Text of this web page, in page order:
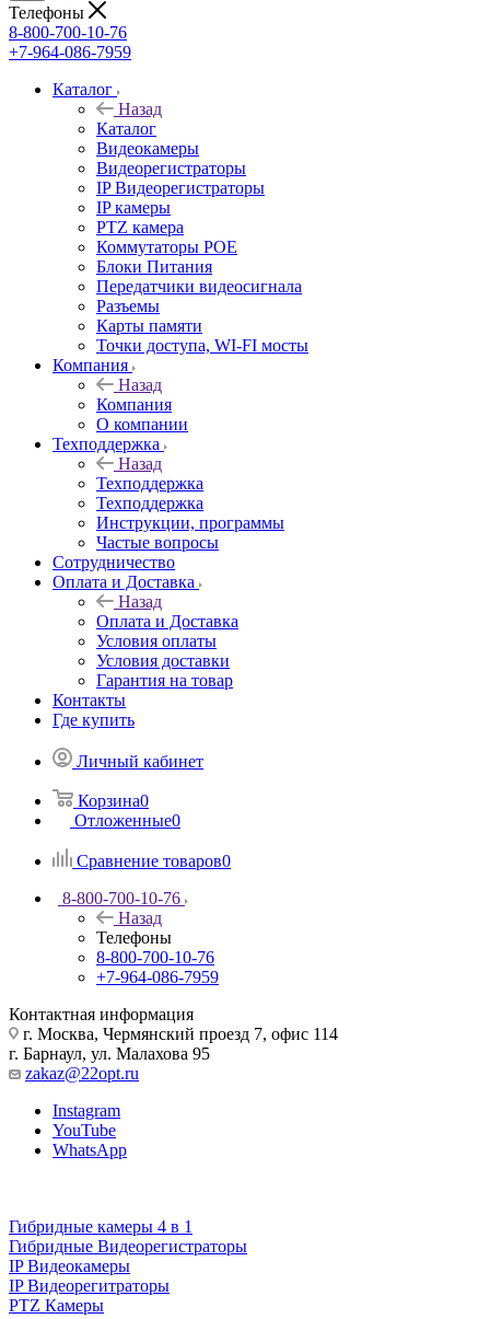
Телефоны
8-800-700-10-76
+7-964-086-7959
Каталог
Назад
Каталог
Видеокамеры
Видеорегистраторы
IP Видеорегистраторы
IP камеры
PTZ камера
Коммутаторы POE
Блоки Питания
Передатчики видеосигнала
Разъемы
Карты памяти
Точки доступа, WI-FI мосты
Компания
Назад
Компания
О компании
Техподдержка
Назад
Техподдержка
Техподдержка
Инструкции, программы
Частые вопросы
Сотрудничество
Оплата и Доставка
Назад
Оплата и Доставка
Условия оплаты
Условия доставки
Гарантия на товар
Контакты
Где купить
Личный кабинет
Корзина0
Отложенные0
Сравнение товаров0
8-800-700-10-76
Назад
Телефоны
8-800-700-10-76
+7-964-086-7959
Контактная информация
г. Москва, Чермянский проезд 7, офис 114
г. Барнаул, ул. Малахова 95
zakaz@22opt.ru
Instagram
YouTube
WhatsApp
Гибридные камеры 4 в 1
Гибридные Видеорегистраторы
IP Видеокамеры
IP Видеорегитраторы
PTZ Камеры